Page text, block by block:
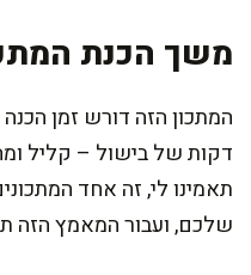
משך הכנת
דקות של בישול – קליל
תאמינו לי, זה אחד
שלכם, ועבור המאמץ הזה